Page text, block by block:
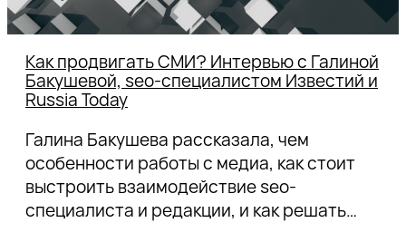
Как продвигать СМИ? Интервью с Галиной
Бакушевой, seo-специалистом Известий и
Russia Today
Галина Бакушева рассказала, чем
особенности работы с медиа, как стоит
выстроить взаимодействие seo-
специалиста и редакции, и как решать